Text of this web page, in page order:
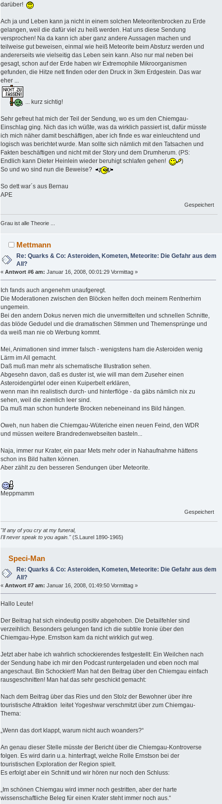
darüber!
Ach ja und Leben kann ja nicht in einem solchen Meteoritenbrocken zu Erde
gelangen, weil die dafür viel zu heiß werden. Hat uns diese Sendung
versprochen! Na da kann ich aber ganz andere Aussagen machen und
teilweise gut beweisen, einmal wie heiß Meteorite beim Absturz werden und
andererseits wie vielseitig das Leben sein kann. Also nur mal neben bei
gesagt, schon auf der Erde haben wir Extremophile Mikroorganismen
gefunden, die Hitze nett finden oder den Druck in 3km Erdgestein. Das war
eher ...
... kurz sichtig!
Sehr gefreut hat mich der Teil der Sendung, wo es um den Chiemgau-
Einschlag ging. Nich das ich wüßte, was da wirklich passiert ist, dafür müsste
ich mich näher damit beschäftigen, aber ich finde es war einleuchtend und
logisch was berichtet wurde. Man sollte sich nämlich mit den Tatsachen und
Fakten beschäftigen und nicht mit der Story und dem Drumherum. (PS:
Endlich kann Dieter Heinlein wieder beruhigt schlafen gehen!
)
So und wo sind nun die Beweise?
So dett war´s aus Bernau
APE
Gespeichert
Grau ist alle Theorie ...
Mettmann
Re: Quarks & Co: Asteroiden, Kometen, Meteorite: Die Gefahr aus dem
All?
« Antwort #6 am: Januar 16, 2008, 00:01:29 Vormittag »
Ich fands auch angenehm unaufgeregt.
Die Moderationen zwischen den Blöcken helfen doch meinem Rentnerhirn
ungemein.
Bei den andern Dokus nerven mich die unvermittelten und schnellen Schnitte,
das blöde Gedudel und die dramatischen Stimmen und Themensprünge und
da weiß man nie ob Werbung kommt.
Mei, Animationen sind immer falsch - wenigstens ham die Asteroiden wenig
Lärm im All gemacht.
Daß muß man mehr als schematische Illustration sehen.
Abgesehn davon, daß es duster ist, wie will man dem Zuseher einen
Asteroidengürtel oder einen Kuiperbelt erklären,
wenn man ihn realistisch durch- und hinterflöge - da gäbs nämlich nix zu
sehen, weil die ziemlich leer sind.
Da muß man schon hunderte Brocken nebeneinand ins Bild hängen.
Oweh, nun haben die Chiemgau-Wüteriche einen neuen Feind, den WDR
und müssen weitere Brandredenwebseiten basteln...
Naja, immer nur Krater, ein paar Mets mehr oder in Nahaufnahme hättens
schon ins Bild halten können.
Aber zählt zu den besseren Sendungen über Meteorite.
Meppmamm
Gespeichert
"If any of you cry at my funeral,
I'll never speak to you again."(S.Laurel 1890-1965)
Speci-Man
Re: Quarks & Co: Asteroiden, Kometen, Meteorite: Die Gefahr aus dem
All?
« Antwort #7 am: Januar 16, 2008, 01:49:50 Vormittag »
Hallo Leute!
Der Beitrag hat sich eindeutig positiv abgehoben. Die Detailfehler sind
verzeihlich. Besonders gelungen fand ich die subtile Ironie über den
Chiemgau-Hype. Ernstson kam da nicht wirklich gut weg.
Jetzt aber habe ich wahrlich schockierendes festgestellt: Ein Weilchen nach
der Sendung habe ich mir den Podcast runtergeladen und eben noch mal
angeschaut. Bin Schockiert! Man hat den Beitrag über den Chiemgau einfach
rausgeschnitten! Man hat das sehr geschickt gemacht:
Nach dem Beitrag über das Ries und den Stolz der Bewohner über ihre
touristische Attraktion leitet Yogeshwar verschmitzt über zum Chiemgau-
Thema:
„Wenn das dort klappt, warum nicht auch woanders?“
An genau dieser Stelle müsste der Bericht über die Chiemgau-Kontroverse
folgen. Es wird darin u.a. hinterfragt, welche Rolle Ernstson bei der
touristischen Exploration der Region spielt.
Es erfolgt aber ein Schnitt und wir hören nur noch den Schluss:
„Im schönen Chiemgau wird immer noch gestritten, aber der harte
wissenschaftliche Beleg für einen Krater steht immer noch aus.“